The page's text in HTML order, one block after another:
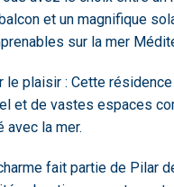
et un magnifique
sur la mer
le plaisir : Cette
et de vastes espaces
avec la mer.
fait partie de Pilar